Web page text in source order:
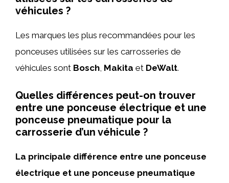
véhicules ?
Les marques les plus recommandées pour les
ponceuses utilisées sur les carrosseries de
véhicules sont Bosch, Makita et DeWalt.
Quelles différences peut-on trouver
entre une ponceuse électrique et une
ponceuse pneumatique pour la
carrosserie d’un véhicule ?
La principale différence entre une ponceuse
électrique et une ponceuse pneumatique